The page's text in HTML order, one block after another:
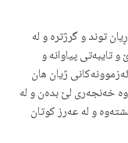
توند و گرژترە و لە
تایبەتی پیاوانە و
ژیان هان
خەنجەری لێ بدەن و لە
و لە عەرز كوتان